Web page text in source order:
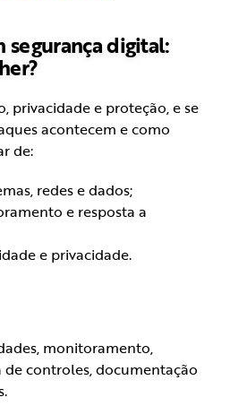
segurança digital:
privacidade e proteção, e se
acontecem e como
de:
redes e dados;
e resposta a
e privacidade.
monitoramento,
controles, documentação